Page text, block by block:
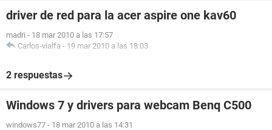
driver de red para la acer aspire one kav60
madri - 18 mar 2010 a las 17:57
Carlos-vialfa - 19 mar 2010 a las 18:03
2 respuestas
Windows 7 y drivers para webcam Benq C500
windows77 - 18 mar 2010 a las 14:31